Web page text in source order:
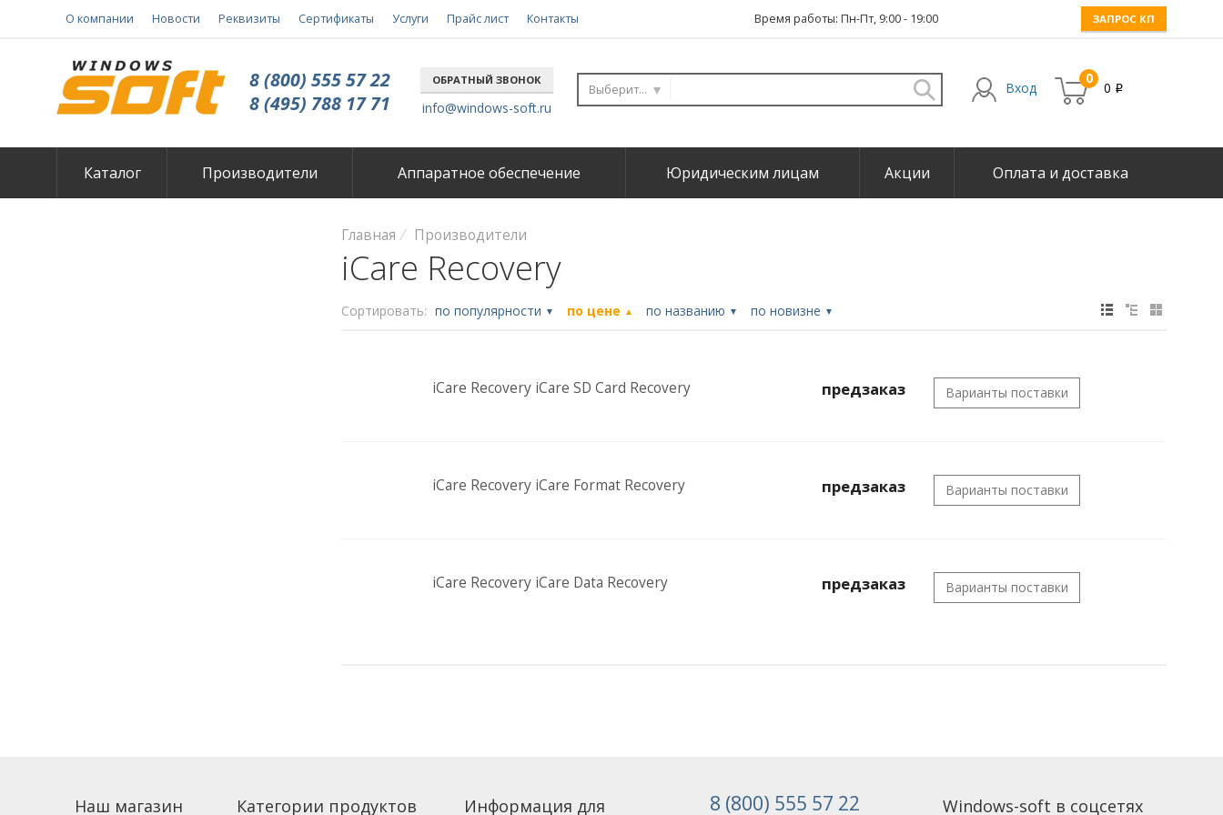
О компании Новости Реквизиты Сертификаты Услуги Прайс лист Контакты Время работы: Пн-Пт, 9:00 - 19:00 ЗАПРОС КП
8 (800) 555 57 22
8 (495) 788 17 71
ОБРАТНЫЙ ЗВОНОК
info@windows-soft.ru
Выберите... Вход
0
0 i
Каталог Производители Аппаратное обеспечение Юридическим лицам Акции Оплата и доставка
Главная Производители
iCare Recovery
Сортировать: по популярности ▼ по цене ▲ по названию ▼ по новизне ▼
iCare Recovery iCare SD Card Recovery предзаказ Варианты поставки
iCare Recovery iCare Format Recovery предзаказ Варианты поставки
iCare Recovery iCare Data Recovery предзаказ Варианты поставки
Наш магазин Категории продуктов Информация для 8 (800) 555 57 22 Windows-soft в соцсетях